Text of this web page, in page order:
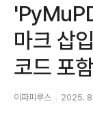
마크 삽
코드 포함
이파피루스 2025.